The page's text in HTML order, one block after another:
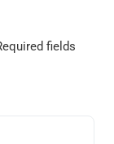
fields